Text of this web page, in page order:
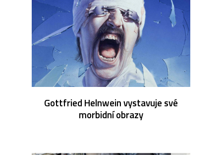
Gottfried Helnwein vystavuje své
morbidní obrazy